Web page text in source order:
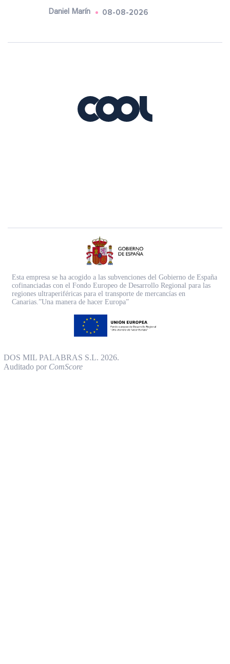
Daniel Marín 08-08-2026
Esta empresa se ha acogido a las subvenciones del Gobierno de España
cofinanciadas con el Fondo Europeo de Desarrollo Regional para las
regiones ultraperiféricas para el transporte de mercancías en
Canarias.”Una manera de hacer Europa”
DOS MIL PALABRAS S.L. 2026.
Auditado por ComScore